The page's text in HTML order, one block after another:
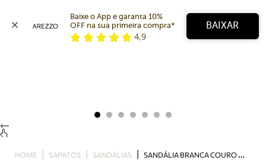
Bolsa
Baixe o App e garanta 10%
OFF na sua primeira compra*
4,9
BAIXAR
HOME SAPATOS SANDÁLIAS S
ANDÁLIA BRANCA COURO SALTO BAIXO FLOR CROCHÊ